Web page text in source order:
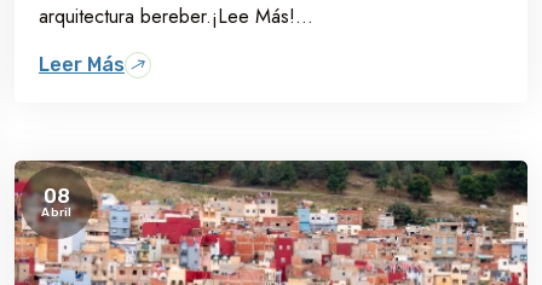
arquitectura bereber.¡Lee Más!...
Leer Más
08
Abril